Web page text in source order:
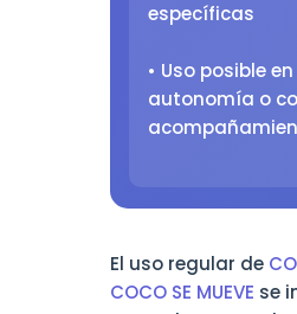
específicas
• Uso posible en
autonomía o
El uso regular de
COCO SE MUEVE se